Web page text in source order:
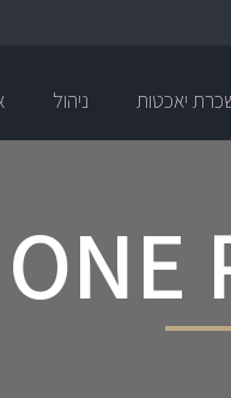
יאכטות ניהול
ONE